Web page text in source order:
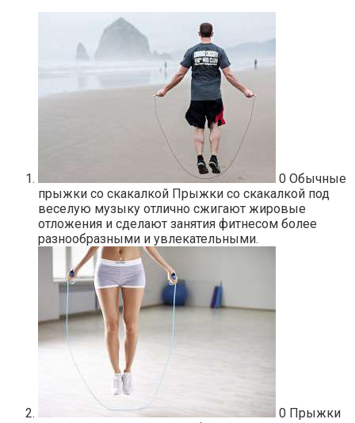
0 Обычные
прыжки со скакалкой Прыжки со скакалкой под
веселую музыку отлично сжигают жировые
отложения и сделают занятия фитнесом более
разнообразными и увлекательными.
0 Прыжки